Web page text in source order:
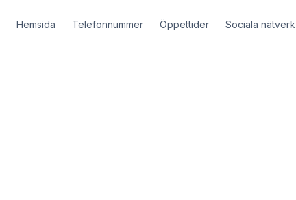
Hemsida Telefonnummer Öppettider Sociala nätverk